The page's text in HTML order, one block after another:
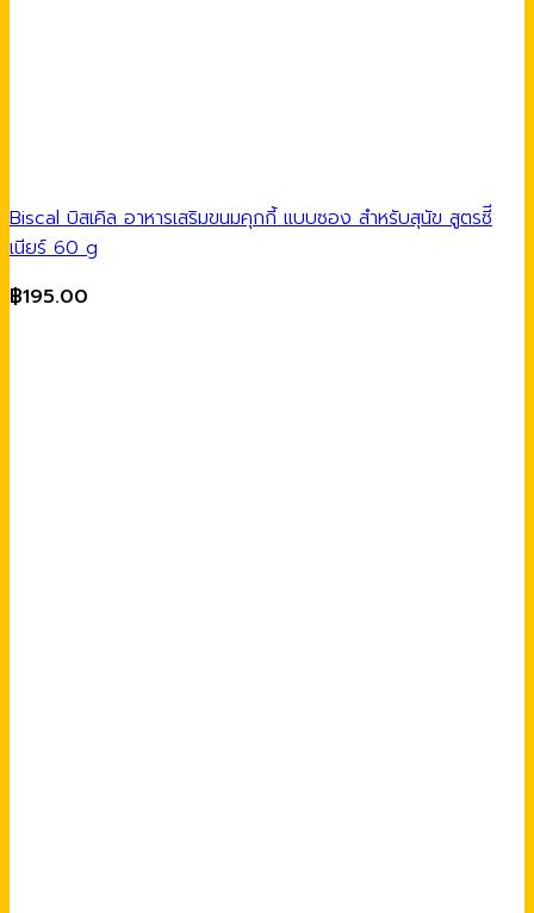
Biscal บิสเคิล อาหารเสริมขนมคุกกี้ แบบซอง สำหรับสุนัข สูตรซีี
เนียร์ 60 g
฿195.00